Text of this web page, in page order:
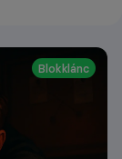
Blokklánc